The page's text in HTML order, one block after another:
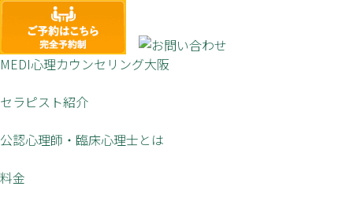
MEDI心理カウンセリング大阪
セラピスト紹介
公認心理師・臨床心理士とは
料金